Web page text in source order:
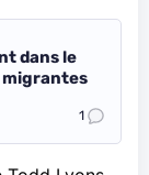
dans le
migrantes
1